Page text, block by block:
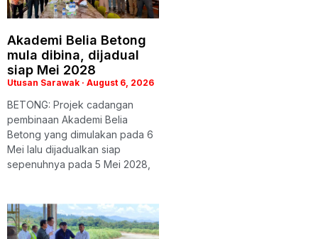
Akademi Belia Betong
mula dibina, dijadual
siap Mei 2028
Utusan Sarawak August 6, 2026
BETONG: Projek cadangan
pembinaan Akademi Belia
Betong yang dimulakan pada 6
Mei lalu dijadualkan siap
sepenuhnya pada 5 Mei 2028,